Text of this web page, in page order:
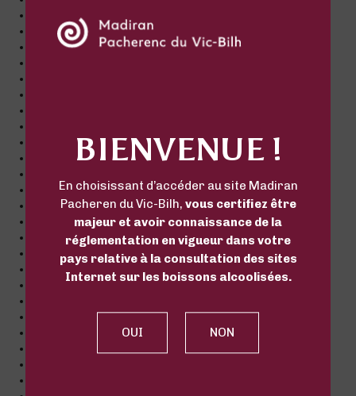
mars 2026
septembre 2025
août 2025
décembre 2021
octobre 2021
septembre 2021
juillet 2021
juin 2021
avril 2021
BIENVENUE !
En choisissant d’accéder au site Madiran
Pacheren du Vic-Bilh, vous certifiez être
majeur et avoir connaissance de la
réglementation en vigueur dans votre
pays relative à la consultation des sites
Internet sur les boissons alcoolisées.